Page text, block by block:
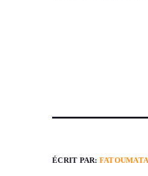
ÉCRIT PAR: